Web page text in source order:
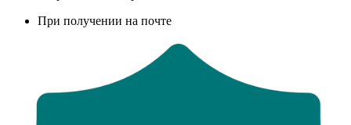
При получении на почте